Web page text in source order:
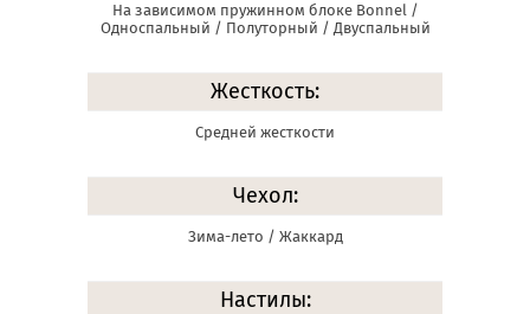
На зависимом пружинном блоке Bonnel /
Односпальный / Полуторный / Двуспальный
Жесткость:
Средней жесткости
Чехол:
Зима-лето / Жаккард
Настилы: